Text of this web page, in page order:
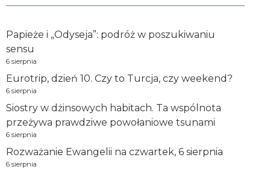
Papieże i „Odyseja”: podróż w poszukiwaniu
sensu
6 sierpnia
Eurotrip, dzień 10. Czy to Turcja, czy weekend?
6 sierpnia
Siostry w dżinsowych habitach. Ta wspólnota
przeżywa prawdziwe powołaniowe tsunami
6 sierpnia
Rozważanie Ewangelii na czwartek, 6 sierpnia
6 sierpnia